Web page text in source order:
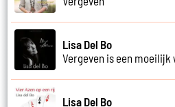
Lisa Del Bo
Vergeven is een moeilijk
Lisa Del Bo